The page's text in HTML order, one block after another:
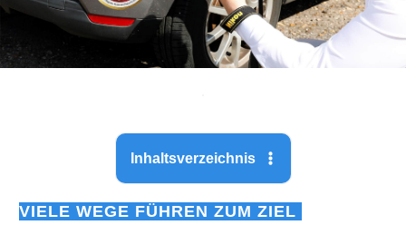
Inhaltsverzeichnis
VIELE WEGE FÜHREN ZUM ZIEL